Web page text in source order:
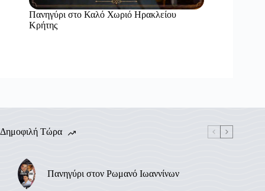
Πανηγύρι στο Καλό Χωριό Ηρακλείου
Κρήτης
Δημοφιλή Τώρα
Πανηγύρι στον Ρωμανό Ιωαννίνων